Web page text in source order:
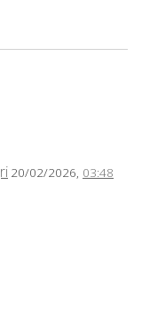
20/02/2026, 03:48